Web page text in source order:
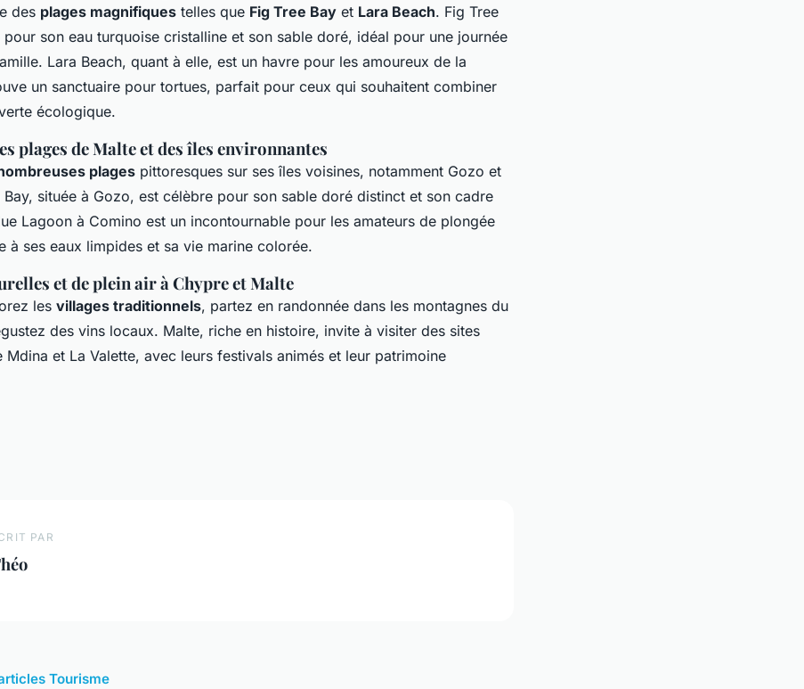
des plages magnifiques telles que Fig Tree Bay et Lara Beach. Fig Tree
pour son eau turquoise cristalline et son sable doré, idéal pour une journée
Lara Beach, quant à elle, est un havre pour les amoureux de la
un sanctuaire pour tortues, parfait pour ceux qui souhaitent combiner
écologique.
plages de Malte et des îles environnantes
plages pittoresques sur ses îles voisines, notamment Gozo et
Bay, située à Gozo, est célèbre pour son sable doré distinct et son cadre
Lagoon à Comino est un incontournable pour les amateurs de plongée
à ses eaux limpides et sa vie marine colorée.
et de plein air à Chypre et Malte
les villages traditionnels, partez en randonnée dans les montagnes du
des vins locaux. Malte, riche en histoire, invite à visiter des sites
Mdina et La Valette, avec leurs festivals animés et leur patrimoine
PAR
Tourisme